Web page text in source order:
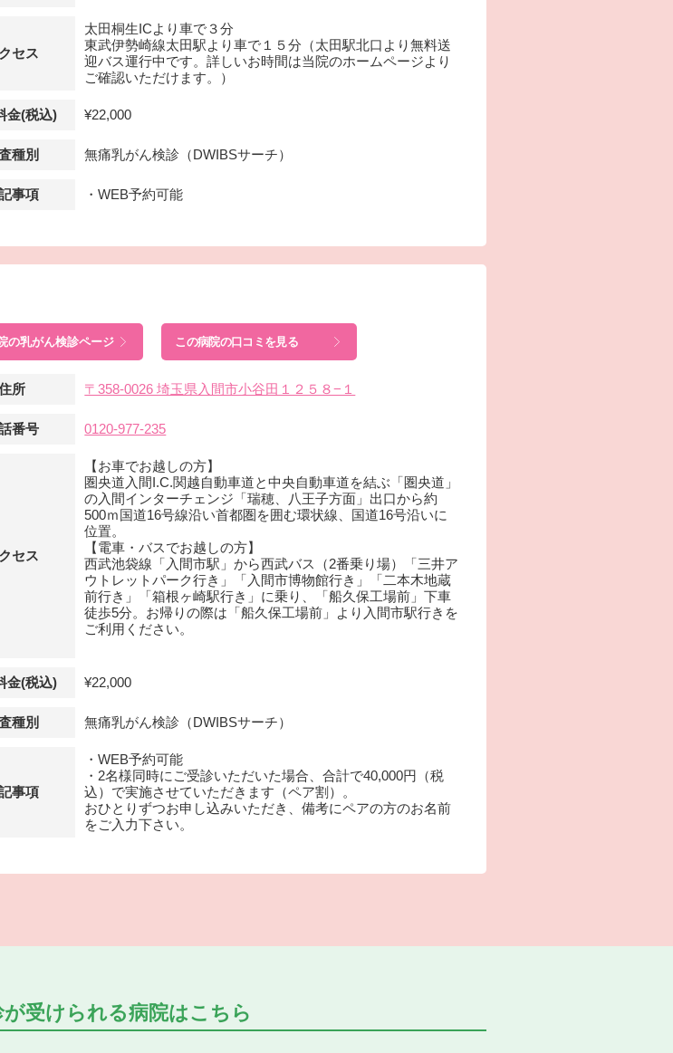
セス
太田桐生ICより車で３分
東武伊勢崎線太田駅より車で１５分（太田駅北口より無料送
迎バス運行中です。詳しいお時間は当院のホームページより
ご確認いただけます。）
金(税込) ¥22,000
種別 無痛乳がん検診（DWIBSサーチ）
事項 ・WEB予約可能
の乳がん検診ページ この病院の口コミを見る
所 〒358-0026 埼玉県入間市小谷田１２５８−１
番号 0120-977-235
セス
【お車でお越しの方】
圏央道入間I.C.関越自動車道と中央自動車道を結ぶ「圏央道」
の入間インターチェンジ「瑞穂、八王子方面」出口から約
500ｍ国道16号線沿い首都圏を囲む環状線、国道16号沿いに
位置。
【電車・バスでお越しの方】
西武池袋線「入間市駅」から西武バス（2番乗り場）「三井ア
ウトレットパーク行き」「入間市博物館行き」「二本木地蔵
前行き」「箱根ヶ崎駅行き」に乗り、「船久保工場前」下車
徒歩5分。お帰りの際は「船久保工場前」より入間市駅行きを
ご利用ください。
金(税込) ¥22,000
種別 無痛乳がん検診（DWIBSサーチ）
事項
・WEB予約可能
・2名様同時にご受診いただいた場合、合計で40,000円（税
込）で実施させていただきます（ペア割）。
おひとりずつお申し込みいただき、備考にペアの方のお名前
をご入力下さい。
受けられる病院はこちら